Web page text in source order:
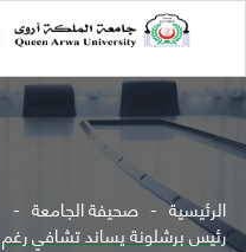
الرئيسية صحيفة الجامعة
رئيس برشلونة يساند تشافي رغم